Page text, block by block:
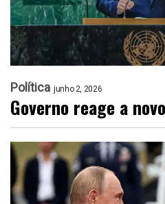
Política junho 2, 2026
Governo reage a